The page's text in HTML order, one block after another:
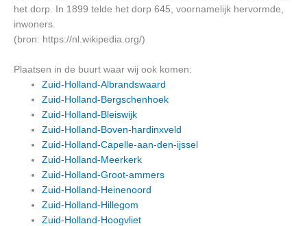
het dorp. In 1899 telde het dorp 645, voornamelijk hervormde,
inwoners.
(bron: https://nl.wikipedia.org/)
Plaatsen in de buurt waar wij ook komen:
Zuid-Holland-Albrandswaard
Zuid-Holland-Bergschenhoek
Zuid-Holland-Bleiswijk
Zuid-Holland-Boven-hardinxveld
Zuid-Holland-Capelle-aan-den-ijssel
Zuid-Holland-Meerkerk
Zuid-Holland-Groot-ammers
Zuid-Holland-Heinenoord
Zuid-Holland-Hillegom
Zuid-Holland-Hoogvliet